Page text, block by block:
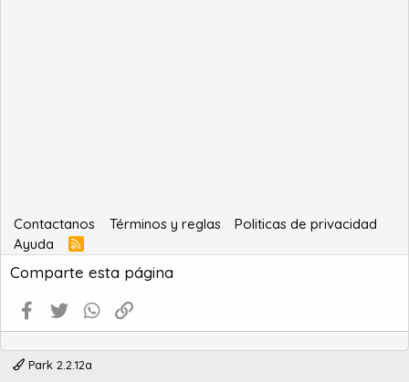
Contactanos Términos y reglas
Politicas de privacidad
Ayuda
R
S
S
Comparte esta página
Facebook
Twitter WhatsApp
Park 2.2.12a